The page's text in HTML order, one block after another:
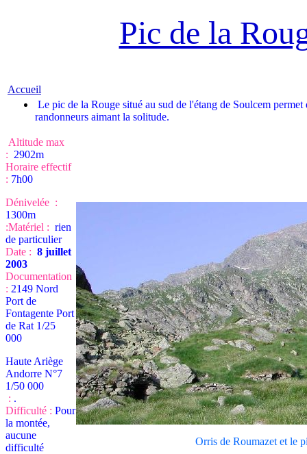
Pic de la
Accueil
Le pic de la Rouge situé au sud de l'étang de Soulcem
randonneurs aimant la solitude.
Altitude max
: 2902m
Orris de Roumazet et le
Horaire effectif
: 7h00
Dénivelée :
1300m
:Matériel : rien
de particulier
Date : 8 juillet
2003
Documentation
: 2149 Nord
Port de
Fontagente Port
de Rat 1/25
000
Haute Ariège
Andorre N°7
1/50 000
: .
Difficulté : Pour
la montée,
aucune
difficulté